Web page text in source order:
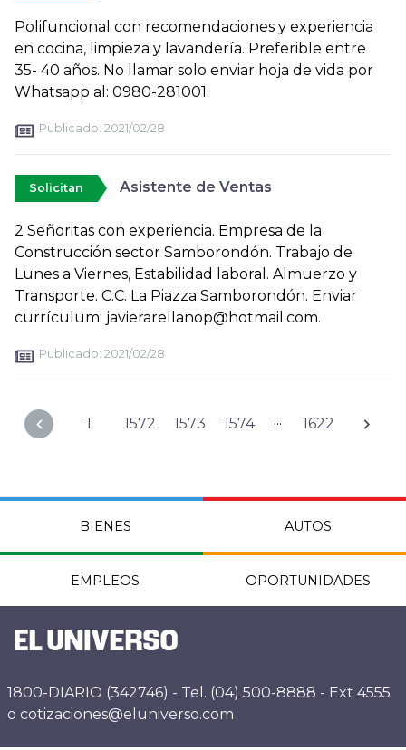
Polifuncional con recomendaciones y experiencia
en cocina, limpieza y lavandería. Preferible entre
35- 40 años. No llamar solo enviar hoja de vida por
Whatsapp al: 0980-281001.
Publicado: 2021/02/28
Solicitan Asistente de Ventas
2 Señoritas con experiencia. Empresa de la
Construcción sector Samborondón. Trabajo de
Lunes a Viernes, Estabilidad laboral. Almuerzo y
Transporte. C.C. La Piazza Samborondón. Enviar
currículum: javierarellanop@hotmail.com.
Publicado: 2021/02/28
1 1572 1573 1574 ... 1622
BIENES AUTOS
EMPLEOS OPORTUNIDADES
1800-DIARIO (342746) - Tel. (04) 500-8888 - Ext 4555
o cotizaciones@eluniverso.com